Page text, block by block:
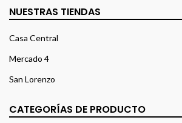
NUESTRAS TIENDAS
Casa Central
Mercado 4
San Lorenzo
CATEGORÍAS DE PRODUCTO